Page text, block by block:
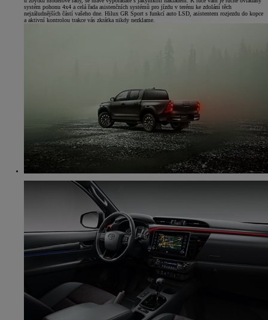
systém pohonu 4x4 a celá řada asistenčních systémů pro jízdu v terénu ke zdolání těch
nejzáludnějších částí vašeho dne. Hilux GR Sport s funkcí auto LSD, asistentem rozjezdu do kopce
a aktivní kontrolou trakce vás zkrátka nikdy nezklame.